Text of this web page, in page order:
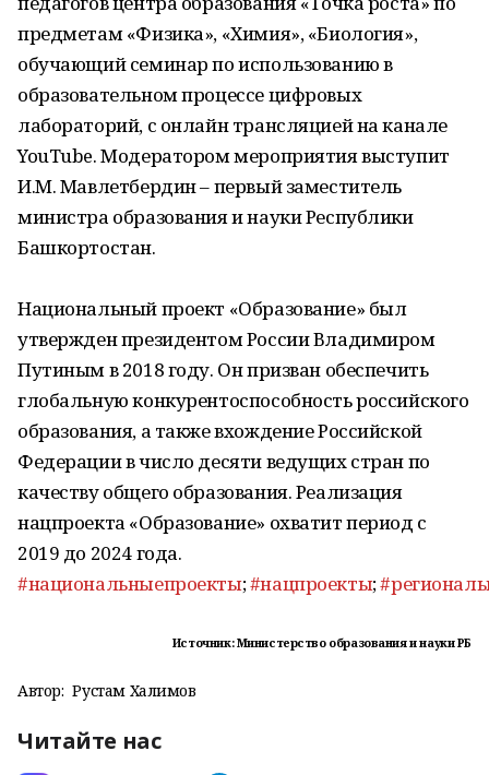
предметам «Физика», «Химия», «Биология»,
обучающий семинар по использованию в
образовательном процессе цифровых
лабораторий, с онлайн трансляцией на канале
YouTube. Модератором мероприятия выступит
И.М. Мавлетбердин – первый заместитель
министра образования и науки Республики
Башкортостан.
Национальный проект «Образование» был
утвержден президентом России Владимиром
Путиным в 2018 году. Он призван обеспечить
глобальную конкурентоспособность российского
образования, а также вхождение Российской
Федерации в число десяти ведущих стран по
качеству общего образования. Реализация
нацпроекта «Образование» охватит период с
2019 до 2024 года.
#национальныепроекты;#нацпроекты;
Источник: Министерство образования и науки РБ
Автор: Рустам Халимов
Читайте нас